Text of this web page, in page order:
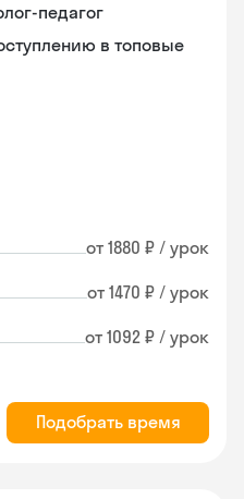
педагог
в топовые
от 1880 ₽ / урок
от 1470 ₽ / урок
от 1092 ₽ / урок
Подобрать время